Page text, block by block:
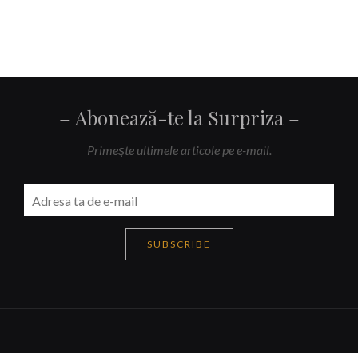
Abonează-te la Surpriza
Primeşte ultimele articole pe e-mail.
SUBSCRIBE